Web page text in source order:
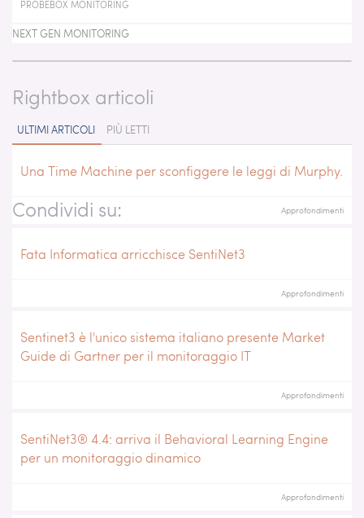
PROBEBOX MONITORING
NEXT GEN MONITORING
Rightbox articoli
ULTIMI ARTICOLI PIÙ LETTI
Una Time Machine per sconfiggere le leggi di Murphy.
Approfondimenti
Fata Informatica arricchisce SentiNet3
Approfondimenti
Sentinet3 è l'unico sistema italiano presente Market
Guide di Gartner per il monitoraggio IT
Approfondimenti
SentiNet3® 4.4: arriva il Behavioral Learning Engine
per un monitoraggio dinamico
Approfondimenti
Condividi su: